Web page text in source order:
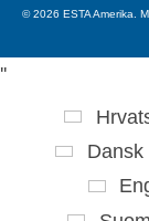
© 2026 ESTA Amerika.
''
Dansk